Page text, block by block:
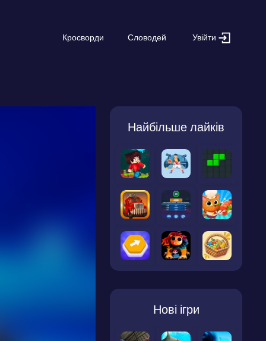
Кросворди Словодей Увійти
Найбільше лайків
Нові ігри